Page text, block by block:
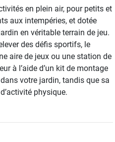
en plein air, pour petits et
aux intempéries, et dotée
en véritable terrain de jeu.
des défis sportifs, le
aire de jeux ou une station de
à l’aide d’un kit de montage
votre jardin, tandis que sa
physique.